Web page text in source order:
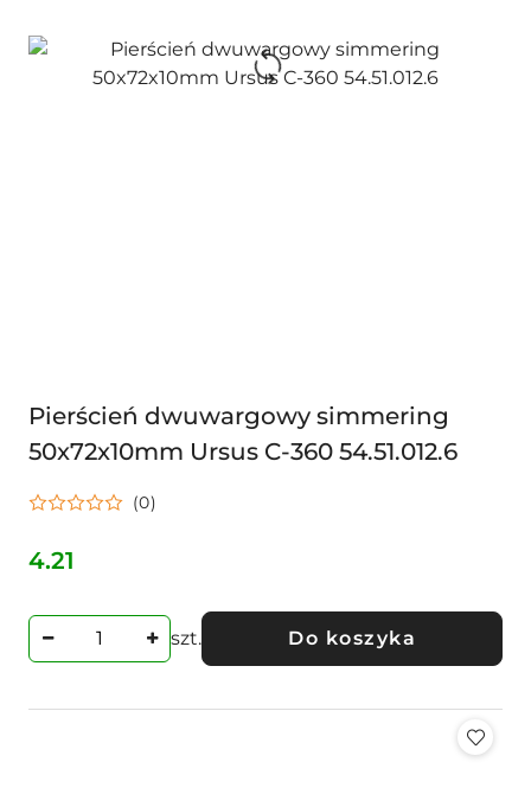
Pierścień dwuwargowy simmering
50x72x10mm Ursus C-360 54.51.012.6
(0)
Cena:
4.21
szt. Do koszyka